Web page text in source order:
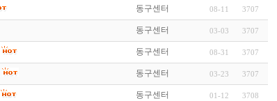
동구센터 08-11 3707
동구센터 03-03 3707
동구센터 08-31 3707
동구센터 03-23 3707
동구센터 01-12 3708